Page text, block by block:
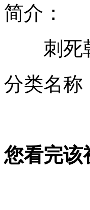
妈妈发微博为病重
简介：
刺死韩
分类名称
您看完该